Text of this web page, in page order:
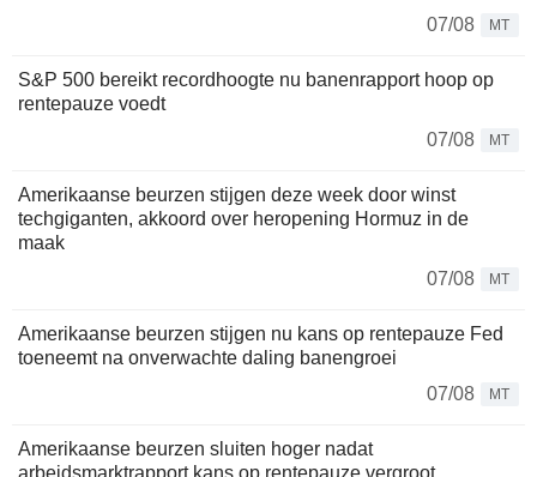
07/08
MT
S&P 500 bereikt recordhoogte nu banenrapport hoop op
rentepauze voedt
07/08
MT
Amerikaanse beurzen stijgen deze week door winst
techgiganten, akkoord over heropening Hormuz in de
maak
07/08
MT
Amerikaanse beurzen stijgen nu kans op rentepauze Fed
toeneemt na onverwachte daling banengroei
07/08
MT
Amerikaanse beurzen sluiten hoger nadat
arbeidsmarktrapport kans op rentepauze vergroot